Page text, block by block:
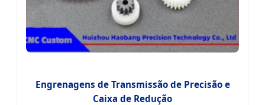
Engrenagens de Transmissão de Precisão e
Caixa de Redução